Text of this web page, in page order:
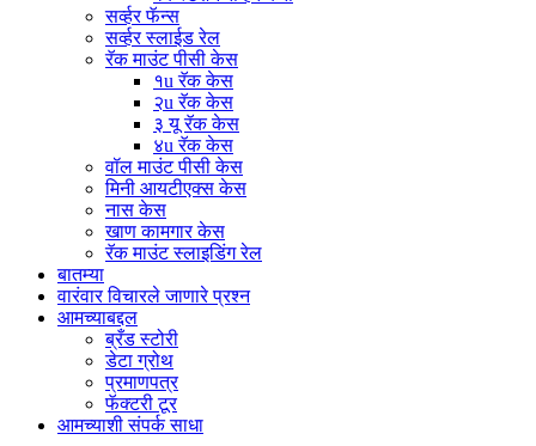
सर्व्हर फॅन्स
सर्व्हर स्लाईड रेल
रॅक माउंट पीसी केस
१u रॅक केस
२u रॅक केस
३ यू रॅक केस
४u रॅक केस
वॉल माउंट पीसी केस
मिनी आयटीएक्स केस
नास केस
खाण कामगार केस
रॅक माउंट स्लाइडिंग रेल
बातम्या
वारंवार विचारले जाणारे प्रश्न
आमच्याबद्दल
ब्रँड स्टोरी
डेटा ग्रोथ
प्रमाणपत्र
फॅक्टरी टूर
आमच्याशी संपर्क साधा